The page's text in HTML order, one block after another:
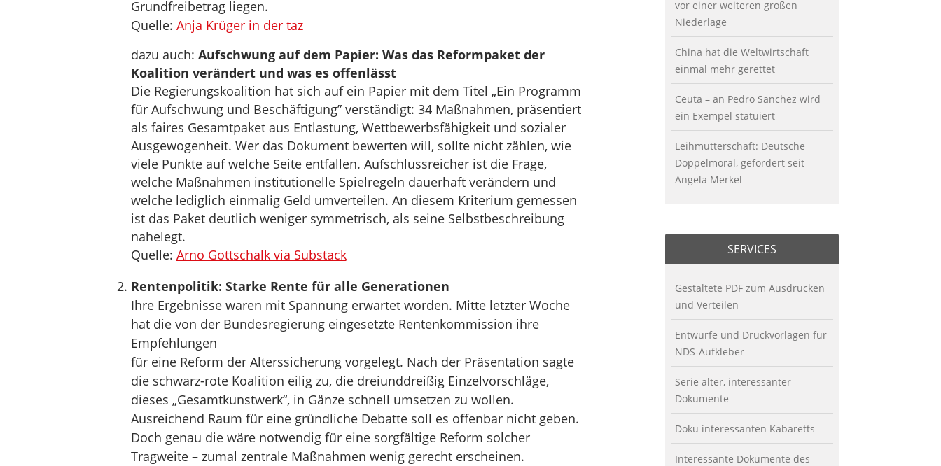
Grundfreibetrag liegen.
Quelle: Anja Krüger in der taz
dazu auch: Aufschwung auf dem Papier: Was das Reformpaket der
Koalition verändert und was es offenlässt
Die Regierungskoalition hat sich auf ein Papier mit dem Titel „Ein Programm
für Aufschwung und Beschäftigung” verständigt: 34 Maßnahmen, präsentiert
als faires Gesamtpaket aus Entlastung, Wettbewerbsfähigkeit und sozialer
Ausgewogenheit. Wer das Dokument bewerten will, sollte nicht zählen, wie
viele Punkte auf welche Seite entfallen. Aufschlussreicher ist die Frage,
welche Maßnahmen institutionelle Spielregeln dauerhaft verändern und
welche lediglich einmalig Geld umverteilen. An diesem Kriterium gemessen
ist das Paket deutlich weniger symmetrisch, als seine Selbstbeschreibung
nahelegt.
Quelle: Arno Gottschalk via Substack
Rentenpolitik: Starke Rente für alle Generationen
Ihre Ergebnisse waren mit Spannung erwartet worden. Mitte letzter Woche
hat die von der Bundesregierung eingesetzte Rentenkommission ihre
Empfehlungen
für eine Reform der Alterssicherung vorgelegt. Nach der Präsentation sagte
die schwarz-rote Koalition eilig zu, die dreiunddreißig Einzelvorschläge,
dieses „Gesamtkunstwerk“, in Gänze schnell umsetzen zu wollen.
Ausreichend Raum für eine gründliche Debatte soll es offenbar nicht geben.
Doch genau die wäre notwendig für eine sorgfältige Reform solcher
Tragweite – zumal zentrale Maßnahmen wenig gerecht erscheinen.
vor einer weiteren großen
Niederlage
China hat die Weltwirtschaft
einmal mehr gerettet
Ceuta – an Pedro Sanchez wird
ein Exempel statuiert
Leihmutterschaft: Deutsche
Doppelmoral, gefördert seit
Angela Merkel
SERVICES
Gestaltete PDF zum Ausdrucken
und Verteilen
Entwürfe und Druckvorlagen für
NDS-Aufkleber
Serie alter, interessanter
Dokumente
Doku interessanten Kabaretts
Interessante Dokumente des